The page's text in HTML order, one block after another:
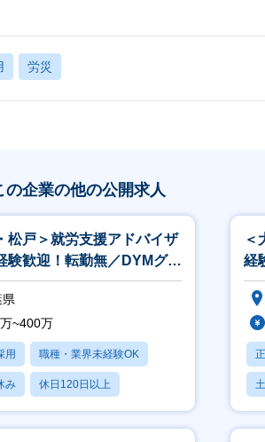
労災
の企業の他の公開求人
松戸＞就労支援アドバイザ
験歓迎！転勤無／DYMグル
日祝休み】
~400万
用 職種・業界未経験OK
み 休日120日以上
休あり
＜
経
ホ
祝